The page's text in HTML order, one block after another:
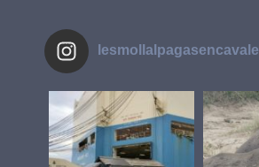
lesmollalpagasencavale